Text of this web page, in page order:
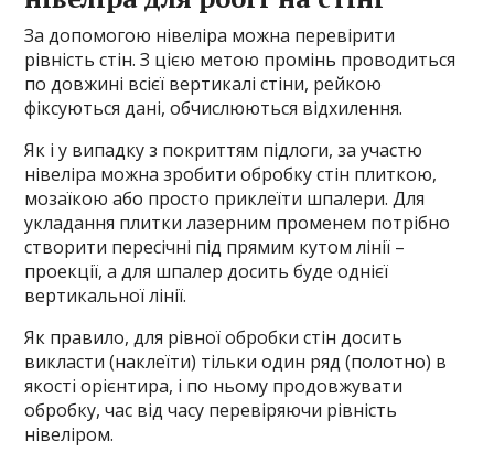
За допомогою нівеліра можна перевірити
рівність стін. З цією метою промінь проводиться
по довжині всієї вертикалі стіни, рейкою
фіксуються дані, обчислюються відхилення.
Як і у випадку з покриттям підлоги, за участю
нівеліра можна зробити обробку стін плиткою,
мозаїкою або просто приклеїти шпалери. Для
укладання плитки лазерним променем потрібно
створити пересічні під прямим кутом лінії –
проекції, а для шпалер досить буде однієї
вертикальної лінії.
Як правило, для рівної обробки стін досить
викласти (наклеїти) тільки один ряд (полотно) в
якості орієнтира, і по ньому продовжувати
обробку, час від часу перевіряючи рівність
нівеліром.